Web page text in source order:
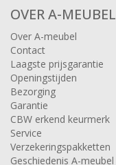
OVER A-MEUBEL
Over A-meubel
Contact
Laagste prijsgarantie
Openingstijden
Bezorging
Garantie
CBW erkend keurmerk
Service
Verzekeringspakketten
Geschiedenis A-meubel